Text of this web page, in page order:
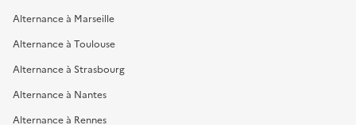
Alternance à Marseille
Alternance à Toulouse
Alternance à Strasbourg
Alternance à Nantes
Alternance à Rennes